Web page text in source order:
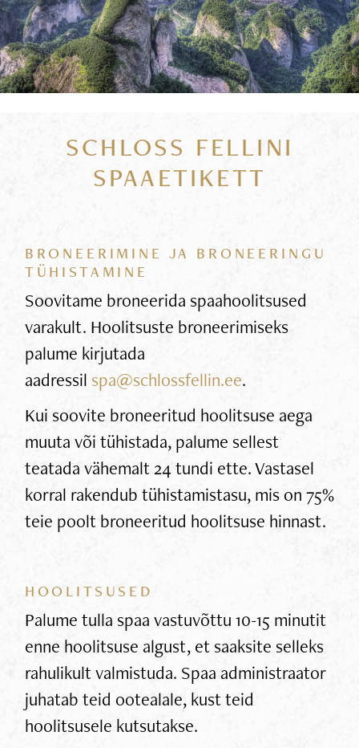
SCHLOSS FELLINI
SPAAETIKETT
BRONEERIMINE JA BRONEERINGU
TÜHISTAMINE
Soovitame broneerida spaahoolitsused
varakult. Hoolitsuste broneerimiseks
palume kirjutada
aadressil spa@schlossfellin.ee.
Kui soovite broneeritud hoolitsuse aega
muuta või tühistada, palume sellest
teatada vähemalt 24 tundi ette. Vastasel
korral rakendub tühistamistasu, mis on 75%
teie poolt broneeritud hoolitsuse hinnast.
HOOLITSUSED
Palume tulla spaa vastuvõttu 10-15 minutit
enne hoolitsuse algust, et saaksite selleks
rahulikult valmistuda. Spaa administraator
juhatab teid ootealale, kust teid
hoolitsusele kutsutakse.